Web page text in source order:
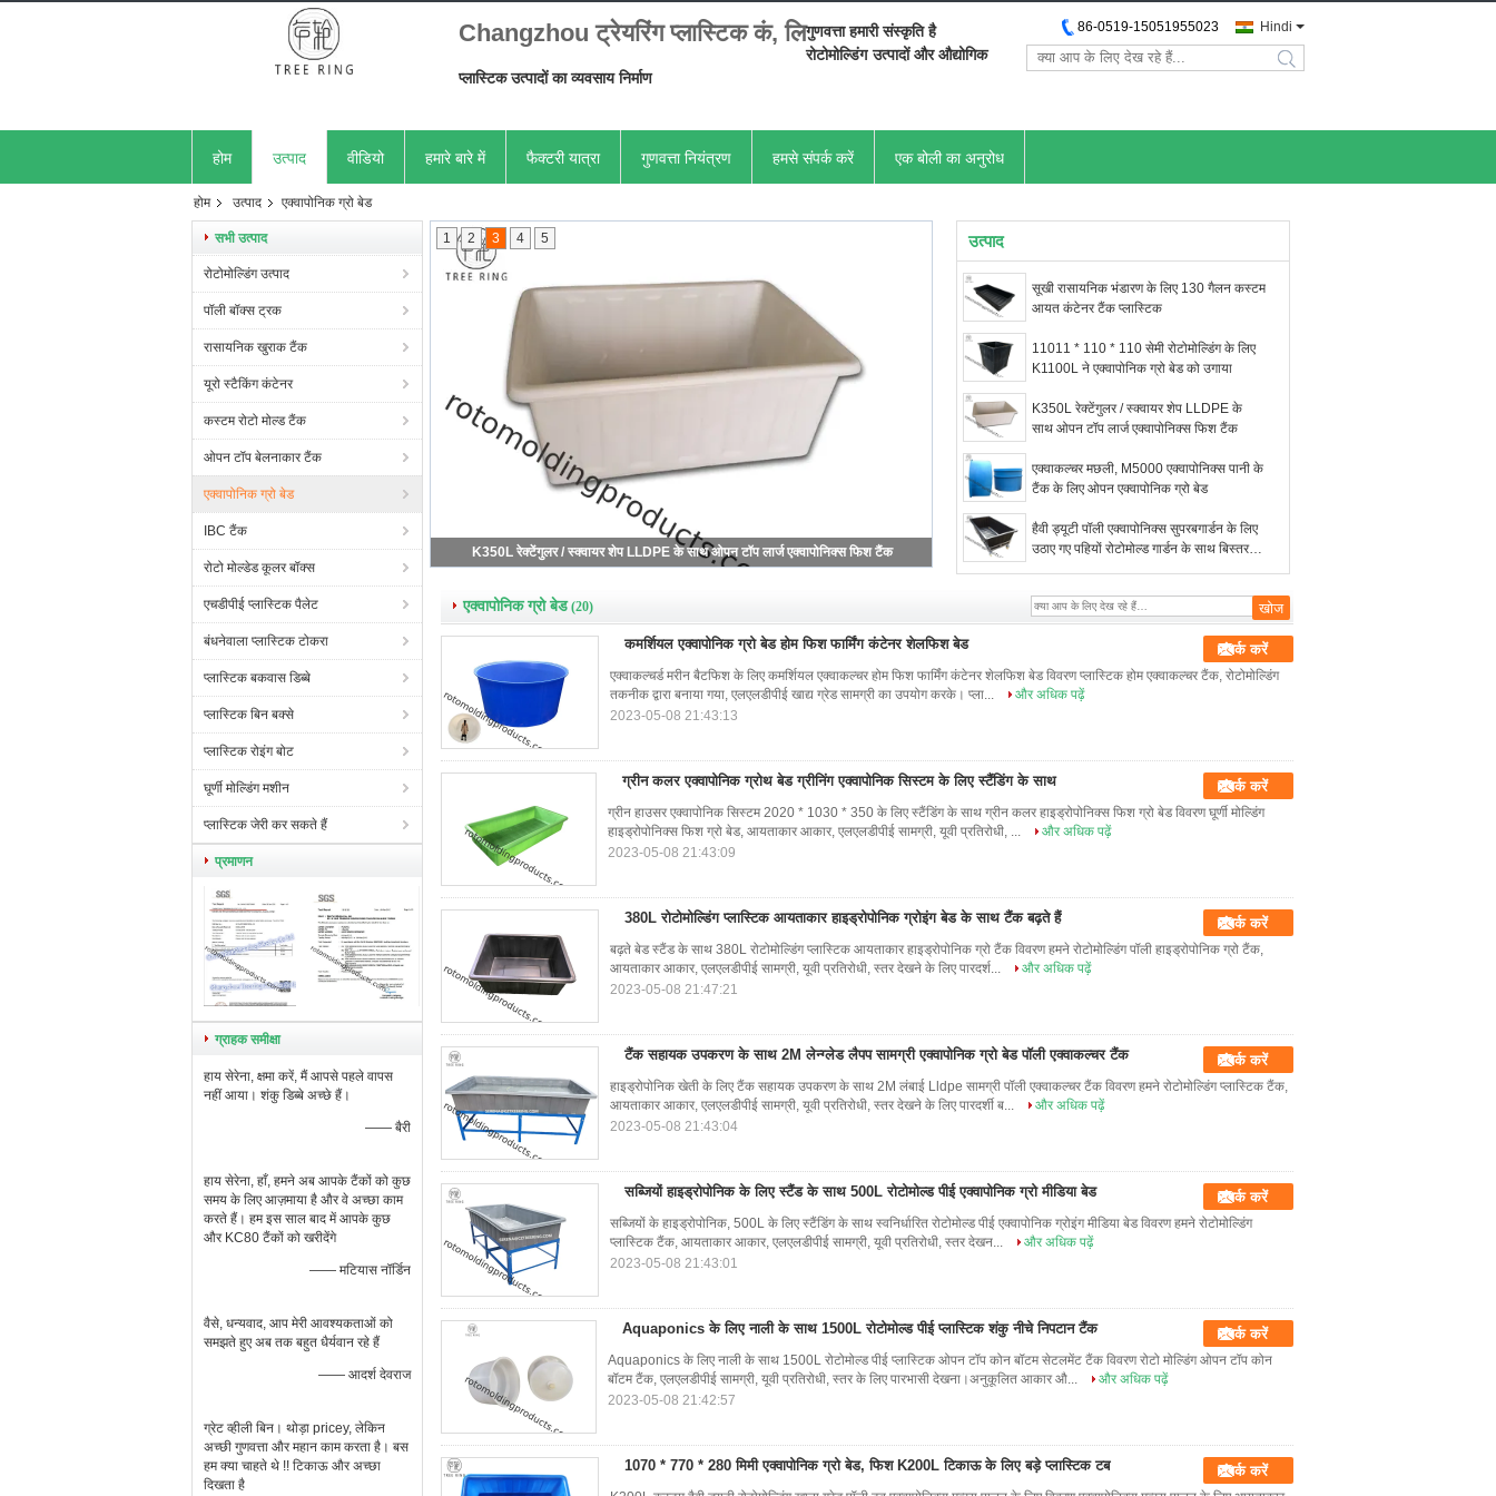
Changzhou ट्रेयरिंग प्लास्टिक कं, लिगुणवत्ता हमारी संस्कृति है
रोटोमोल्डिंग उत्पादों और औद्योगिक
प्लास्टिक उत्पादों का व्यवसाय निर्माण
Hindi
86-0519-15051955023
search
होम उत्पाद वीडियो हमारे बारे में फैक्टरी यात्रा गुणवत्ता नियंत्रण हमसे संपर्क करें एक बोली का अनुरोध
होम उत्पाद एक्वापोनिक ग्रो बेड
सभी उत्पाद
रोटोमोल्डिंग उत्पाद
पॉली बॉक्स ट्रक
रासायनिक खुराक टैंक
यूरो स्टैकिंग कंटेनर
कस्टम रोटो मोल्ड टैंक
ओपन टॉप बेलनाकार टैंक
एक्वापोनिक ग्रो बेड
IBC टैंक
रोटो मोल्डेड कूलर बॉक्स
एचडीपीई प्लास्टिक पैलेट
बंधनेवाला प्लास्टिक टोकरा
प्लास्टिक बकवास डिब्बे
प्लास्टिक बिन बक्से
प्लास्टिक रोइंग बोट
घूर्णी मोल्डिंग मशीन
प्लास्टिक जेरी कर सकते हैं
प्रमाणन
ग्राहक समीक्षा
हाय सेरेना, क्षमा करें, मैं आपसे पहले वापस
नहीं आया। शंकु डिब्बे अच्छे हैं।
—— बैरी
हाय सेरेना, हाँ, हमने अब आपके टैंकों को कुछ
समय के लिए आज़माया है और वे अच्छा काम
करते हैं। हम इस साल बाद में आपके कुछ
और KC80 टैंकों को खरीदेंगे
—— मटियास नॉर्डिन
वैसे, धन्यवाद, आप मेरी आवश्यकताओं को
समझते हुए अब तक बहुत धैर्यवान रहे हैं
—— आदर्श देवराज
ग्रेट व्हीली बिन। थोड़ा pricey, लेकिन
अच्छी गुणवत्ता और महान काम करता है। बस
हम क्या चाहते थे !! टिकाऊ और अच्छा
दिखता है
एक्वाकल्चर मछली, M5000 एक्वापोनिक्स पानी के टैंक के लिए ओपन एक्वापोनिक ग्रो बेड
1 2 3 4 5 उत्पाद
सूखी रासायनिक भंडारण के लिए 130 गैलन कस्टम
आयत कंटेनर टैंक प्लास्टिक
11011 * 110 * 110 सेमी रोटोमोल्डिंग के लिए
K1100L ने एक्वापोनिक ग्रो बेड को उगाया
K350L रेक्टेंगुलर / स्क्वायर शेप LLDPE के
साथ ओपन टॉप लार्ज एक्वापोनिक्स फिश टैंक
एक्वाकल्चर मछली, M5000 एक्वापोनिक्स पानी के
टैंक के लिए ओपन एक्वापोनिक ग्रो बेड
हैवी ड्यूटी पॉली एक्वापोनिक्स सुपरबगार्डन के लिए
उठाए गए पहियों रोटोमोल्ड गार्डन के साथ बिस्तर
एक्वापोनिक ग्रो बेड (20)
कमर्शियल एक्वापोनिक ग्रो बेड होम फिश फार्मिंग कंटेनर शेलफिश बेड संपर्क करें
एक्वाकल्चर्ड मरीन बैटफिश के लिए कमर्शियल एक्वाकल्चर होम फिश फार्मिंग कंटेनर शेलफिश बेड विवरण प्लास्टिक होम एक्वाकल्चर टैंक, रोटोमोल्डिंग
तकनीक द्वारा बनाया गया, एलएलडीपीई खाद्य ग्रेड सामग्री का उपयोग करके। प्ला...
और अधिक पढ़ें
2023-05-08 21:43:13
ग्रीन कलर एक्वापोनिक ग्रोथ बेड ग्रीनिंग एक्वापोनिक सिस्टम के लिए स्टैंडिंग के साथ संपर्क करें
ग्रीन हाउसर एक्वापोनिक सिस्टम 2020 * 1030 * 350 के लिए स्टैंडिंग के साथ ग्रीन कलर हाइड्रोपोनिक्स फिश ग्रो बेड विवरण घूर्णी मोल्डिंग
हाइड्रोपोनिक्स फिश ग्रो बेड, आयताकार आकार, एलएलडीपीई सामग्री, यूवी प्रतिरोधी, ...
और अधिक पढ़ें
2023-05-08 21:43:09
380L रोटोमोल्डिंग प्लास्टिक आयताकार हाइड्रोपोनिक ग्रोइंग बेड के साथ टैंक बढ़ते हैं संपर्क करें
बढ़ते बेड स्टैंड के साथ 380L रोटोमोल्डिंग प्लास्टिक आयताकार हाइड्रोपोनिक ग्रो टैंक विवरण हमने रोटोमोल्डिंग पॉली हाइड्रोपोनिक ग्रो टैंक,
आयताकार आकार, एलएलडीपीई सामग्री, यूवी प्रतिरोधी, स्तर देखने के लिए पारदर्श...
और अधिक पढ़ें
2023-05-08 21:47:21
टैंक सहायक उपकरण के साथ 2M लेन्ग्लेड लैपप सामग्री एक्वापोनिक ग्रो बेड पॉली एक्वाकल्चर टैंक संपर्क करें
हाइड्रोपोनिक खेती के लिए टैंक सहायक उपकरण के साथ 2M लंबाई Lldpe सामग्री पॉली एक्वाकल्चर टैंक विवरण हमने रोटोमोल्डिंग प्लास्टिक टैंक,
आयताकार आकार, एलएलडीपीई सामग्री, यूवी प्रतिरोधी, स्तर देखने के लिए पारदर्शी ब...
और अधिक पढ़ें
2023-05-08 21:43:04
सब्जियों हाइड्रोपोनिक के लिए स्टैंड के साथ 500L रोटोमोल्ड पीई एक्वापोनिक ग्रो मीडिया बेड संपर्क करें
सब्जियों के हाइड्रोपोनिक, 500L के लिए स्टैंडिंग के साथ स्वनिर्धारित रोटोमोल्ड पीई एक्वापोनिक ग्रोइंग मीडिया बेड विवरण हमने रोटोमोल्डिंग
प्लास्टिक टैंक, आयताकार आकार, एलएलडीपीई सामग्री, यूवी प्रतिरोधी, स्तर देखन...
और अधिक पढ़ें
2023-05-08 21:43:01
Aquaponics के लिए नाली के साथ 1500L रोटोमोल्ड पीई प्लास्टिक शंकु नीचे निपटान टैंक संपर्क करें
Aquaponics के लिए नाली के साथ 1500L रोटोमोल्ड पीई प्लास्टिक ओपन टॉप कोन बॉटम सेटलमेंट टैंक विवरण रोटो मोल्डिंग ओपन टॉप कोन
बॉटम टैंक, एलएलडीपीई सामग्री, यूवी प्रतिरोधी, स्तर के लिए पारभासी देखना।अनुकूलित आकार औ...
और अधिक पढ़ें
2023-05-08 21:42:57
1070 * 770 * 280 मिमी एक्वापोनिक ग्रो बेड, फिश K200L टिकाऊ के लिए बड़े प्लास्टिक टब संपर्क करें